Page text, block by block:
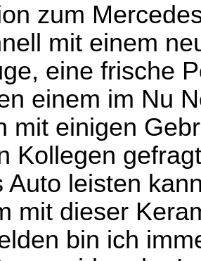
zum
mit einem
eine frische
einem im Nu
mit einigen
Kollegen
Auto leisten
mit dieser
bin ich